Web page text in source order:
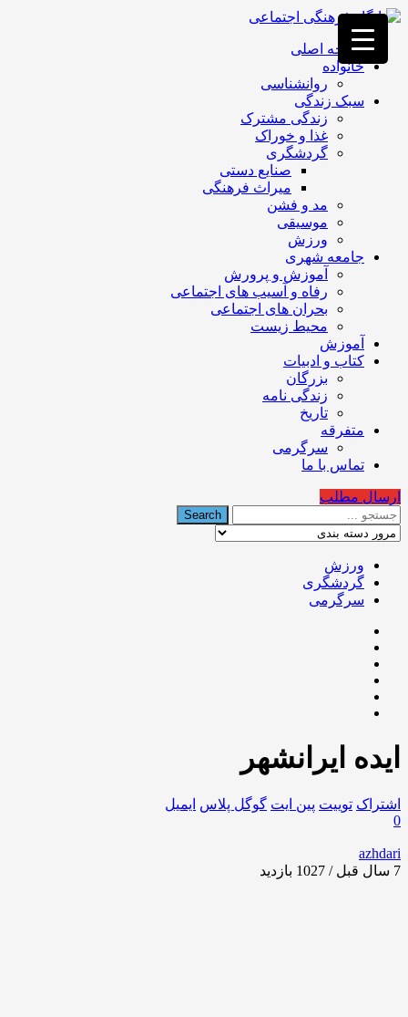
فصد
خون
غرب
تهران
خشکشویی
تصفیه
تهران
صفحه اصلی
خانواده
روانشناسی
سبک زندگی
زندگی مشترک
غذا و خوراک
گردشگری
صنایع دستی
میراث فرهنگی
مد و فشن
موسیقی
ورزش
جامعه شهری
آموزش و پرورش
رفاه و آسیب های اجتماعی
بحران های اجتماعی
محیط زیست
آموزش
کتاب و ادبیات
بزرگان
زندگی نامه
تاریخ
متفرقه
سرگرمی
تماس با ما
ارسال مطلب
ورزش
گردشگری
سرگرمی
ایده ایرانشهر
اشتراک توییت پین ایت گوگل‌ پلاس ایمیل
0
azhdari
7 سال قبل / 1027
بازدید